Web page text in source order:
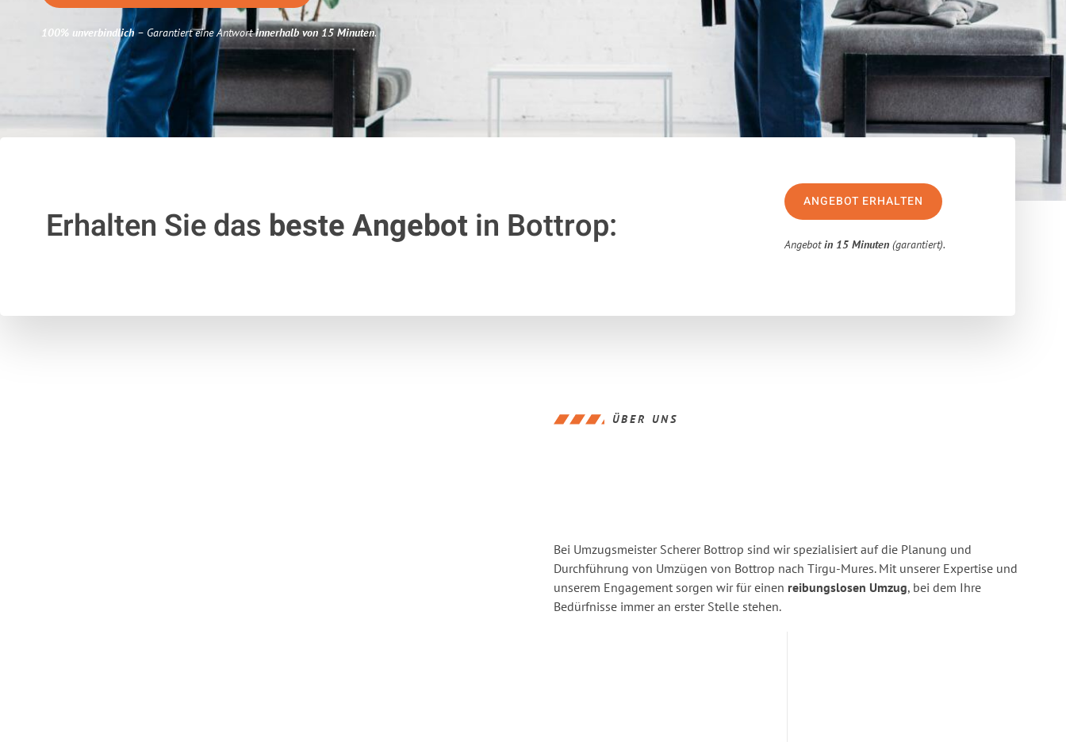
100% unverbindlich– Garantiert eine Antwortinnerhalb von 15 Minuten.
Erhalten Sie das beste Angebotin Bottrop:
ANGEBOT ERHALTEN
Angebotin 15 Minuten (garantiert).
ÜBER UNS
Bei Umzugsmeister Scherer Bottrop sind wir spezialisiert auf die Planung und
Durchführung von Umzügen von Bottrop nach Tirgu-Mures. Mit unserer Expertise und
unserem Engagement sorgen wir für einen reibungslosen Umzug, bei dem Ihre
Bedürfnisse immer an erster Stelle stehen.